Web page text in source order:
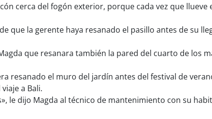
cerca del fogón exterior, porque cada vez que llueve
que la gerente haya resanado el pasillo antes de su
que resanara también la pared del cuarto de los
resanado el muro del jardín antes del festival de
a Bali.
le dijo Magda al técnico de mantenimiento con su